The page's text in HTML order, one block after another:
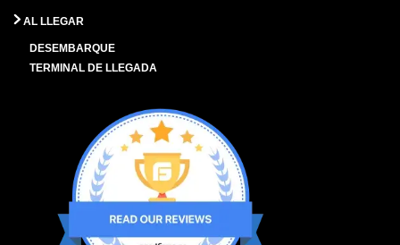
AL LLEGAR
DESEMBARQUE
TERMINAL DE LLEGADA